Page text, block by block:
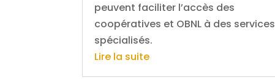
peuvent faciliter l’accès des
coopératives et OBNL à des services
spécialisés.
Lire la suite